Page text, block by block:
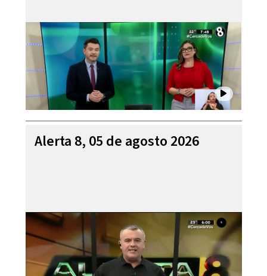
Alerta 8, 05 de agosto 2026